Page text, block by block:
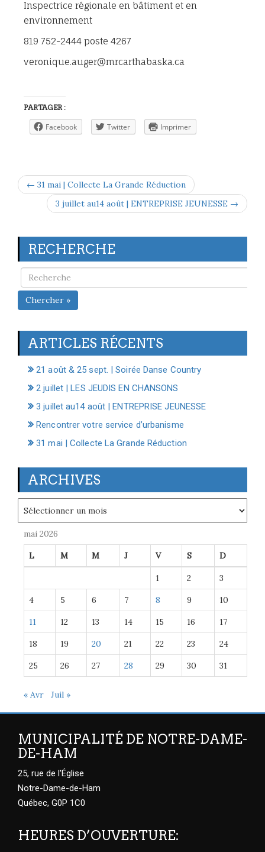
Inspectrice régionale en bâtiment et en
environnement
819 752-2444 poste 4267
veronique.auger@mrcarthabaska.ca
PARTAGER :
Facebook Twitter Imprimer
← 31 mai | Collecte La Grande Réduction
3 juillet au14 août | ENTREPRISE JEUNESSE →
RECHERCHE
Chercher »
ARTICLES RÉCENTS
21 août & 25 sept. | Soirée Danse Country
2 juillet | LES JEUDIS EN CHANSONS
3 juillet au14 août | ENTREPRISE JEUNESSE
Rencontrer votre service d’urbanisme
31 mai | Collecte La Grande Réduction
ARCHIVES
mai 2026
L M M J V S D
1 2 3
4 5 6 7 8 9 10
11 12 13 14 15 16 17
18 19 20 21 22 23 24
25 26 27 28 29 30 31
« Avr Juil »
MUNICIPALITÉ DE NOTRE-DAME-
DE-HAM
25, rue de l'Église
Notre-Dame-de-Ham
Québec, G0P 1C0
HEURES D’OUVERTURE: